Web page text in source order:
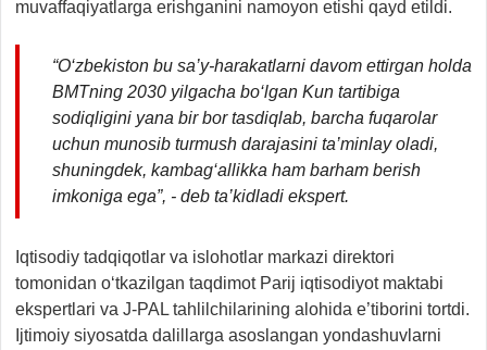
muvaffaqiyatlarga erishganini namoyon etishi qayd etildi.
“O‘zbekiston bu sa’y-harakatlarni davom ettirgan holda
BMTning 2030 yilgacha bo‘lgan Kun tartibiga
sodiqligini yana bir bor tasdiqlab, barcha fuqarolar
uchun munosib turmush darajasini ta’minlay oladi,
shuningdek, kambag‘allikka ham barham berish
imkoniga ega”, - deb ta’kidladi ekspert.
Iqtisodiy tadqiqotlar va islohotlar markazi direktori
tomonidan o‘tkazilgan taqdimot Parij iqtisodiyot maktabi
ekspertlari va J-PAL tahlilchilarining alohida e’tiborini tortdi.
Ijtimoiy siyosatda dalillarga asoslangan yondashuvlarni